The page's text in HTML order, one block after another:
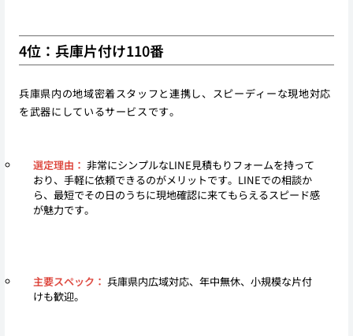
4位：兵庫片付け110番
兵庫県内の地域密着スタッフと連携し、スピーディーな現地対応
を武器にしているサービスです。
選定理由： 非常にシンプルなLINE見積もりフォームを持って
おり、手軽に依頼できるのがメリットです。LINEでの相談か
ら、最短でその日のうちに現地確認に来てもらえるスピード感
が魅力です。
主要スペック： 兵庫県内広域対応、年中無休、小規模な片付
けも歓迎。